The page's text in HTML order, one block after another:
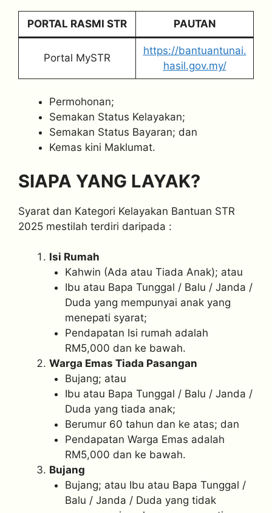
PORTAL RASMI STR PAUTAN
Portal MySTR
https://bantuantunai.
hasil.gov.my/
Permohonan;
Semakan Status Kelayakan;
Semakan Status Bayaran; dan
Kemas kini Maklumat.
SIAPA YANG LAYAK?
Syarat dan Kategori Kelayakan Bantuan STR
2025 mestilah terdiri daripada :
Isi Rumah
Kahwin (Ada atau Tiada Anak); atau
Ibu atau Bapa Tunggal / Balu / Janda /
Duda yang mempunyai anak yang
menepati syarat;
Pendapatan Isi rumah adalah
RM5,000 dan ke bawah.
Warga Emas Tiada Pasangan
Bujang; atau
Ibu atau Bapa Tunggal / Balu / Janda /
Duda yang tiada anak;
Berumur 60 tahun dan ke atas; dan
Pendapatan Warga Emas adalah
RM5,000 dan ke bawah.
Bujang
Bujang; atau Ibu atau Bapa Tunggal /
Balu / Janda / Duda yang tidak